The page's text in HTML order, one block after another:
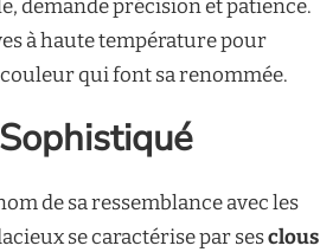
demande précision et patience.
à haute température pour
qui font sa renommée.
de sa ressemblance avec les
se caractérise par sesclous